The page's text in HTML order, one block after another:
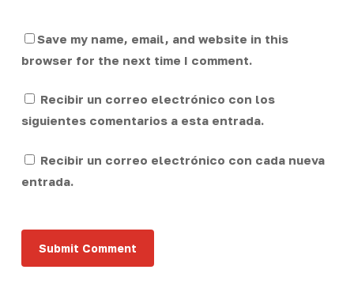
Save my name, email, and website in this
browser for the next time I comment.
Recibir un correo electrónico con los
siguientes comentarios a esta entrada.
Recibir un correo electrónico con cada nueva
entrada.